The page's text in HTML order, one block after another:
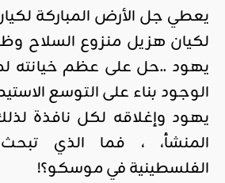
يعطي جل الأرض المباركة
لكيان هزيل منزوع السلاح
يهود ..حل على عظم خيانته
الوجود بناء على التوسع
يهود وإغلاقه لكل نافذة
المنشأ، ، فما الذي
الفلسطينية في موسكو؟!